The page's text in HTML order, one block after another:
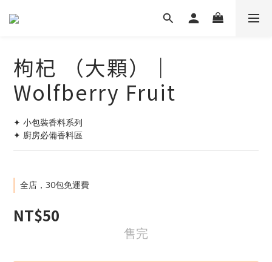
枸杞 （大顆）｜
Wolfberry Fruit
✦ 小包裝香料系列
✦ 廚房必備香料區
全店，30包免運費
NT$50
售完